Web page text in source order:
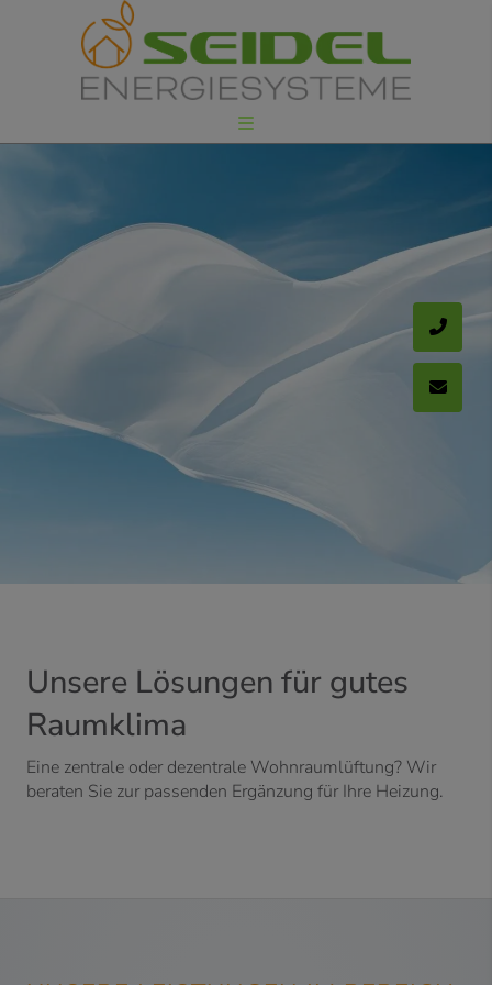
Unsere Lösungen für gutes
Raumklima
Eine zentrale oder dezentrale Wohnraumlüftung? Wir
beraten Sie zur passenden Ergänzung für Ihre Heizung.